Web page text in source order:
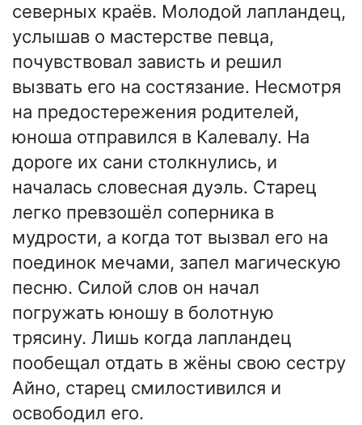
северных краёв. Молодой лапландец,
услышав о мастерстве певца,
почувствовал зависть и решил
вызвать его на состязание. Несмотря
на предостережения родителей,
юноша отправился в Калевалу. На
дороге их сани столкнулись, и
началась словесная дуэль. Старец
легко превзошёл соперника в
мудрости, а когда тот вызвал его на
поединок мечами, запел магическую
песню. Силой слов он начал
погружать юношу в болотную
трясину. Лишь когда лапландец
пообещал отдать в жёны свою сестру
Айно, старец смилостивился и
освободил его.